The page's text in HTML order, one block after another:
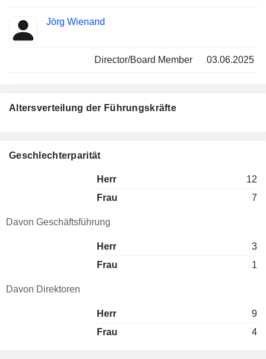
Jörg Wienand
Director/Board Member 03.06.2025
Altersverteilung der Führungskräfte
Geschlechterparität
Herr
12
Frau
7
Davon Geschäftsführung
Herr
3
Frau
1
Davon Direktoren
Herr
9
Frau
4